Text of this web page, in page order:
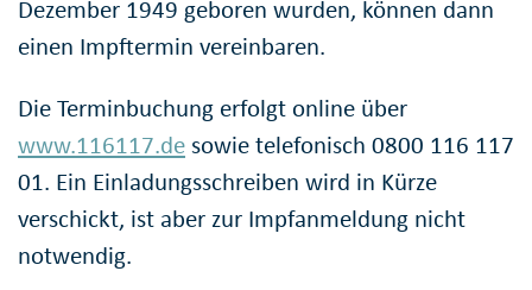
Dezember 1949 geboren wurden, können dann
einen Impftermin vereinbaren.
Die Terminbuchung erfolgt online über
www.116117.desowie telefonisch 0800 116 117
01. Ein Einladungsschreiben wird in Kürze
verschickt, ist aber zur Impfanmeldung nicht
notwendig.